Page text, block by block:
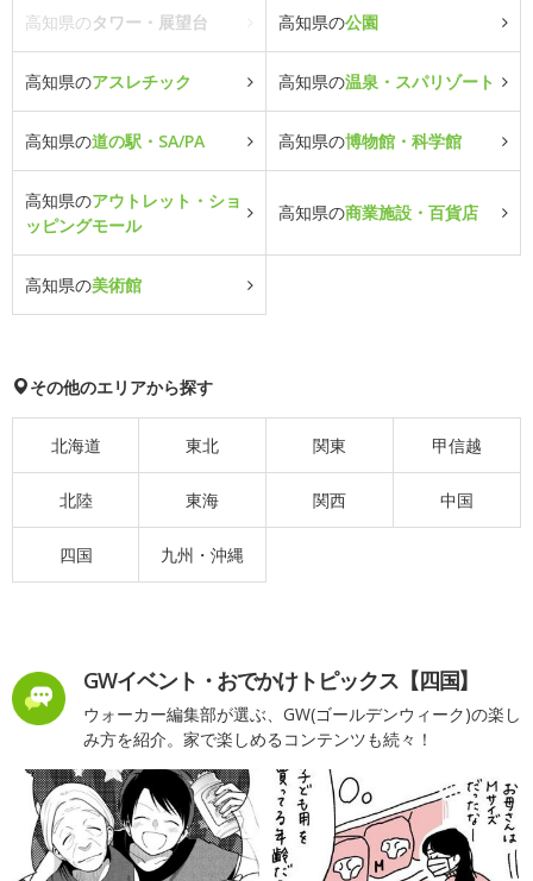
高知県のタワー・展望台 高知県の公園
高知県のアスレチック 高知県の温泉・スパリゾート
高知県の道の駅・SA/PA 高知県の博物館・科学館
高知県のアウトレット・ショ
ッピングモール
高知県の商業施設・百貨店
高知県の美術館
その他のエリアから探す
北海道 東北 関東 甲信越
北陸 東海 関西 中国
四国 九州・沖縄
GWイベント・おでかけトピックス【四国】
ウォーカー編集部が選ぶ、GW(ゴールデンウィーク)の楽し
み方を紹介。家で楽しめるコンテンツも続々！